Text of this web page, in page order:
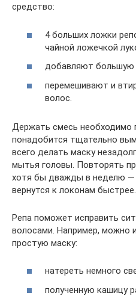
средство:
4 больших ложки
чайной ложечкой
добавляют большую
перемешивают и
волос.
Держать смесь необходимо
понадобится тщательно
всего делать маску
мытья головы. Повторять
хотя бы дважды в неделю —
вернутся к локонам быстрее.
Репа поможет исправить
волосами. Например, можно
простую маску:
натереть немного
полученную кашицу